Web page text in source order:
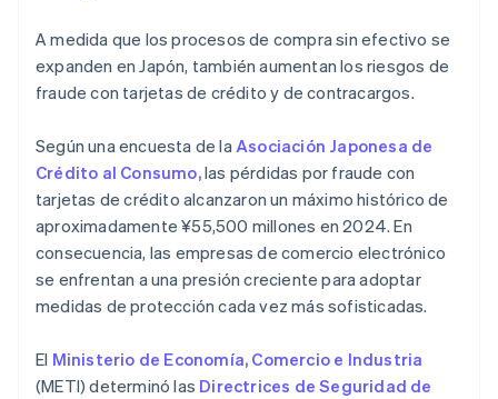
A medida que los procesos de compra sin efectivo se
expanden en Japón, también aumentan los riesgos de
fraude con tarjetas de crédito y de contracargos.
Según una encuesta de laAsociación Japonesa de
Crédito al Consumo,las pérdidas por fraude con
tarjetas de crédito alcanzaron un máximo histórico de
aproximadamente ¥55,500 millones en 2024. En
consecuencia, las empresas de comercio electrónico
se enfrentan a una presión creciente para adoptar
medidas de protección cada vez más sofisticadas.
El Ministerio de Economía, Comercio e Industria
(METI) determinó las Directrices de Seguridad de